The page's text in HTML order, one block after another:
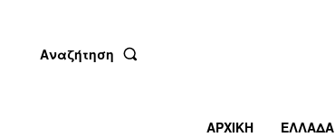
Αναζήτηση
ΑΡΧΙΚΗ ΕΛΛΑΔΑ